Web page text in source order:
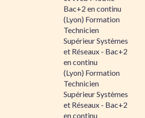
Bac+2 en continu
(Lyon) Formation
Technicien
Supérieur Systèmes
et Réseaux - Bac+2
en continu
(Lyon) Formation
Technicien
Supérieur Systèmes
et Réseaux - Bac+2
en continu